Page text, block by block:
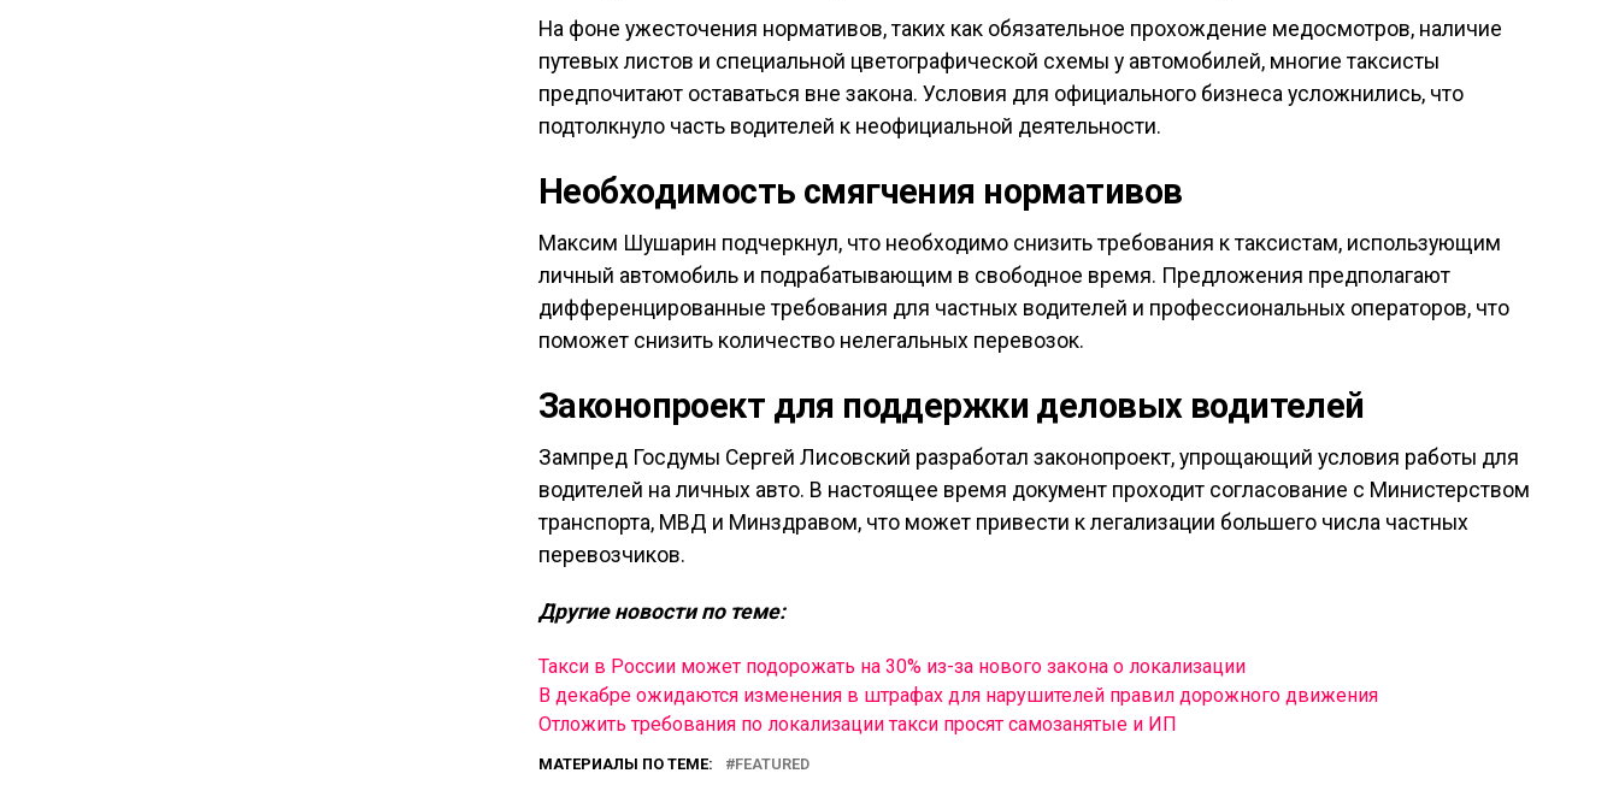
На фоне ужесточения нормативов, таких как обязательное прохождение медосмотров, наличие
путевых листов и специальной цветографической схемы у автомобилей, многие таксисты
предпочитают оставаться вне закона. Условия для официального бизнеса усложнились, что
подтолкнуло часть водителей к неофициальной деятельности.
Необходимость смягчения нормативов
Максим Шушарин подчеркнул, что необходимо снизить требования к таксистам, использующим
личный автомобиль и подрабатывающим в свободное время. Предложения предполагают
дифференцированные требования для частных водителей и профессиональных операторов, что
поможет снизить количество нелегальных перевозок.
Законопроект для поддержки деловых водителей
Зампред Госдумы Сергей Лисовский разработал законопроект, упрощающий условия работы для
водителей на личных авто. В настоящее время документ проходит согласование с Министерством
транспорта, МВД и Минздравом, что может привести к легализации большего числа частных
перевозчиков.
Другие новости по теме:
Такси в России может подорожать на 30% из-за нового закона о локализации
В декабре ожидаются изменения в штрафах для нарушителей правил дорожного движения
Отложить требования по локализации такси просят самозанятые и ИП
МАТЕРИАЛЫ ПО ТЕМЕ: FEATURED